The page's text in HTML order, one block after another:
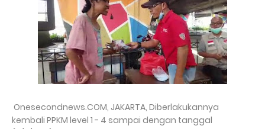
Onesecondnews.COM, JAKARTA, Diberlakukannya
kembali PPKM level 1 - 4 sampai dengan tanggal